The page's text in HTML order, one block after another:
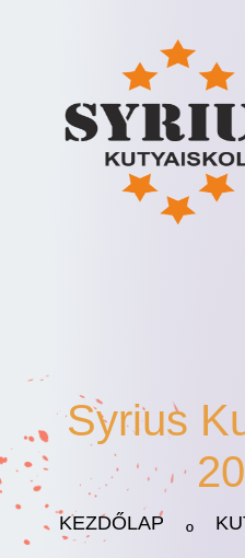
Syrius
KEZDŐLAP º